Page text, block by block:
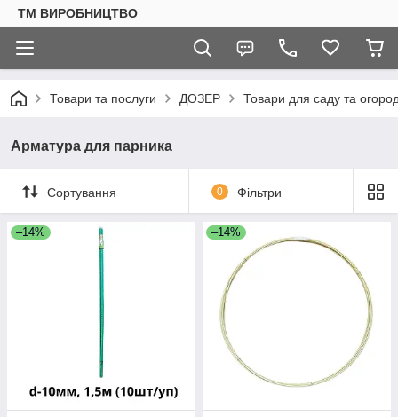
ТМ ВИРОБНИЦТВО
Товари та послуги ДОЗЕР Товари для саду та
Арматура для парника
Сортування 0 Фільтри
–14% –14%